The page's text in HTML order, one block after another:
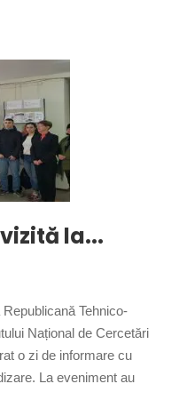
la...
Tehnico-
Național de Cercetări
o zi de informare cu
La eveniment au